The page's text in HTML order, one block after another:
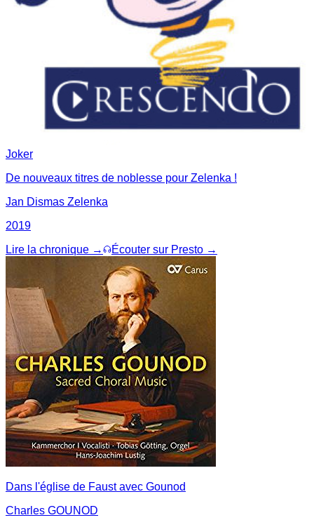
Joker
De nouveaux titres de noblesse pour Zelenka !
Jan Dismas Zelenka
2019
Lire la chronique →
Écouter sur Presto →
Dans l'église de Faust avec Gounod
Charles GOUNOD